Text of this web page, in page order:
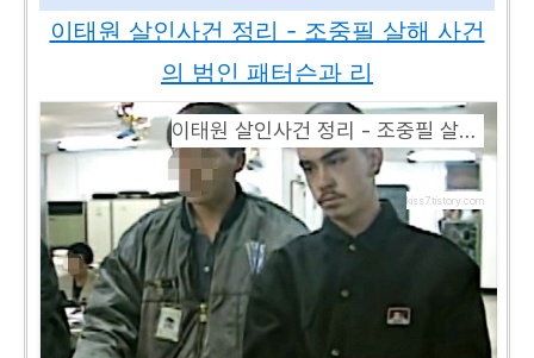
이태원 살인사건 정리 - 조중필 살해 사건
의 범인 패터슨과 리
이태원 살인사건 정리 - 조중필 살해 사건의 범인 패터슨과 리
kiss7.tistory.com